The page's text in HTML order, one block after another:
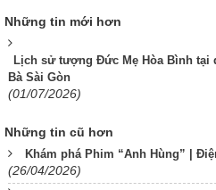
Những tin mới hơn
Lịch sử tượng Đức Mẹ Hòa Bình
Bà Sài Gòn
(01/07/2026)
Những tin cũ hơn
Khám phá Phim “Anh Hùng” |
(26/04/2026)